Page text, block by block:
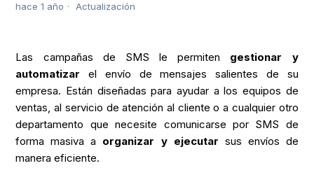
hace 1 año Actualización
Las campañas de SMS le permiten gestionar y
automatizar el envío de mensajes salientes de su
empresa. Están diseñadas para ayudar a los equipos de
ventas, al servicio de atención al cliente o a cualquier otro
departamento que necesite comunicarse por SMS de
forma masiva a organizar y ejecutar sus envíos de
manera eficiente.